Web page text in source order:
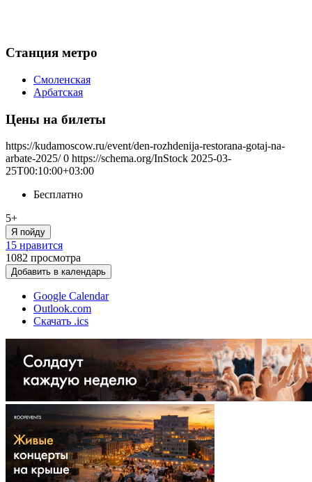
Станция метро
Смоленская
Арбатская
Цены на билеты
https://kudamoscow.ru/event/den-rozhdenija-restorana-gotaj-na-
arbate-2025/ 0 https://schema.org/InStock 2025-03-
25T00:10:00+03:00
Бесплатно
5+
Я пойду
15 нравится
1082 просмотра
Добавить в календарь
Google Calendar
Outlook.com
Скачать .ics